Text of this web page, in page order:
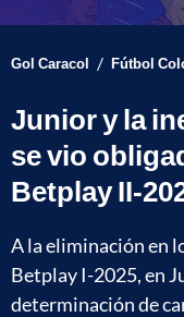
Gol Caracol / Fútbol
Junior y la
se vio
Betplay II-
A la eliminación en
Betplay I-2025, en
determinación de